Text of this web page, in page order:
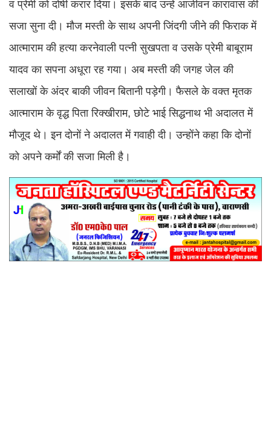
व प्रेमी को दोषी करार दिया। इसके बाद उन्हें आजीवन कारावास की
सजा सुना दी। मौज मस्ती के साथ अपनी जिंदगी जीने की फिराक में
आत्माराम की हत्या करनेवाली पत्नी सुखपता व उसके प्रेमी बाबूराम
यादव का सपना अधूरा रह गया। अब मस्ती की जगह जेल की
सलाखों के अंदर बाकी जीवन बितानी पड़ेगी। फैसले के वक्त मृतक
आत्माराम के वृद्ध पिता रिक्खीराम, छोटे भाई सिद्धनाथ भी अदालत में
मौजूद थे। इन दोनों ने अदालत में गवाही दी। उन्होंने कहा कि दोनों
को अपने कर्मों की सजा मिली है।